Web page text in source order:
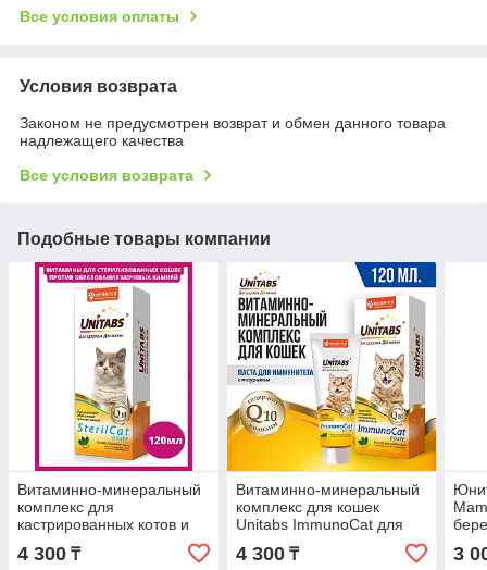
Все условия оплаты
Условия возврата
Законом не предусмотрен возврат и обмен данного товара
надлежащего качества
Все условия возврата
Подобные товары компании
Витаминно-минеральный
комплекс для
кастрированных котов и
стерилизованных кошек
Unitabs SterilCat, 120 мл
4 300 ₸
Витаминно-минеральный
комплекс для кошек
Unitabs ImmunoCat для
иммунитета, 120 мл
4 300₸ 3